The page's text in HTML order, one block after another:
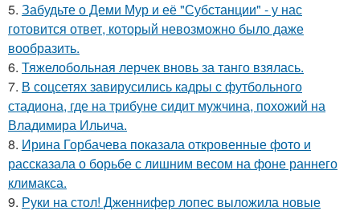
5. Забудьте о Деми Мур и её "Субстанции" - у нас
готовится ответ, который невозможно было даже
вообразить.
6. Тяжелобольная лерчек вновь за танго взялась.
7. В соцсетях завирусились кадры с футбольного
стадиона, где на трибуне сидит мужчина, похожий на
Владимира Ильича.
8. Ирина Горбачева показала откровенные фото и
рассказала о борьбе с лишним весом на фоне раннего
климакса.
9. Руки на стол! Дженнифер лопес выложила новые